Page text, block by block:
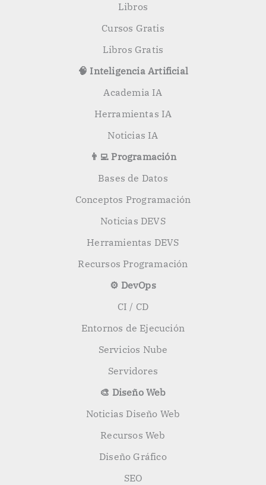
Libros
Cursos Gratis
Libros Gratis
🧠 Inteligencia Artificial
Academia IA
Herramientas IA
Noticias IA
👨‍💻 Programación
Bases de Datos
Conceptos Programación
Noticias DEVS
Herramientas DEVS
Recursos Programación
⚙️ DevOps
CI / CD
Entornos de Ejecución
Servicios Nube
Servidores
🎨 Diseño Web
Noticias Diseño Web
Recursos Web
Diseño Gráfico
SEO